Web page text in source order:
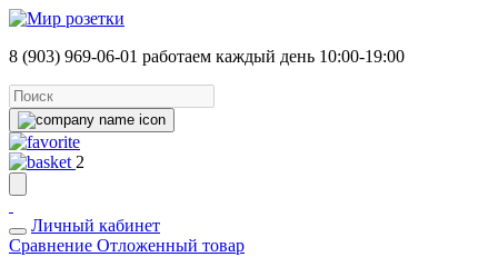
8 (903) 969-06-01 работаем каждый день 10:00-19:00
2
Личный кабинет
Сравнение Отложенный товар